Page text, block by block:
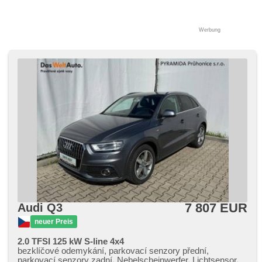
Werbung
Audi Q3
neuer Preis
7 807 EUR
2.0 TFSI 125 kW S-line 4x4
bezklíčové odemykání, parkovací senzory přední,
parkovací senzory zadní, Nebelscheinwerfer, Lichtsensor,